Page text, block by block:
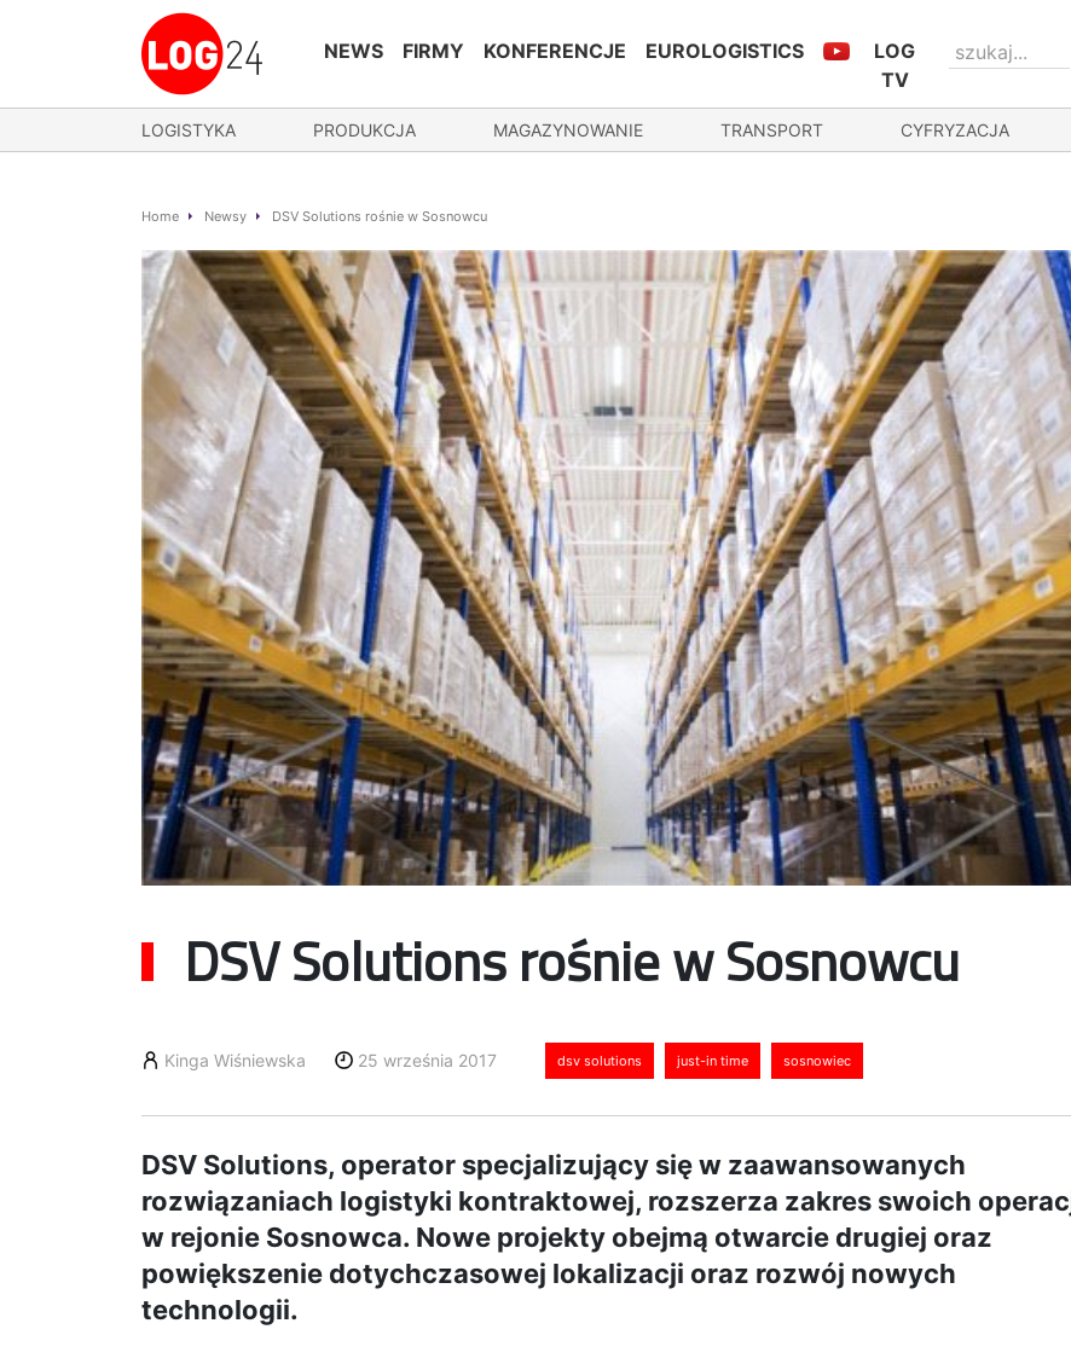
NEWS FIRMY KONFERENCJE EUROLOGISTICS
LOG
TV
LOGISTYKA PRODUKCJA MAGAZYNOWANIE TRANSPORT CYFRYZACJA
Home Newsy DSV Solutions rośnie w Sosnowcu
DSV Solutions rośnie w Sosnowcu
Kinga Wiśniewska 25 września 2017 dsv solutions just-in time sosnowiec
DSV Solutions, operator specjalizujący się w zaawansowanych
rozwiązaniach logistyki kontraktowej, rozszerza zakres swoich
w rejonie Sosnowca. Nowe projekty obejmą otwarcie drugiej oraz
powiększenie dotychczasowej lokalizacji oraz rozwój nowych
technologii.